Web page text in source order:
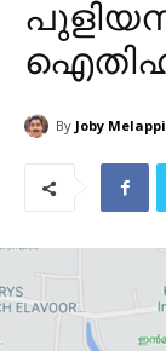
By Joby